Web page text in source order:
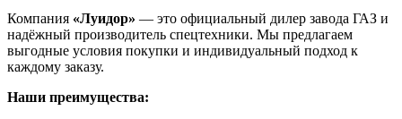
Компания «Луидор» — это официальный дилер завода ГАЗ и
надёжный производитель спецтехники. Мы предлагаем
выгодные условия покупки и индивидуальный подход к
каждому заказу.
Наши преимущества: